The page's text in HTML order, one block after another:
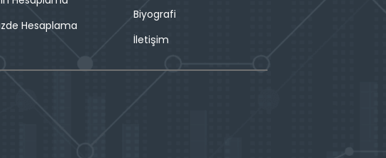
Hesaplama
Biyografi
İletişim